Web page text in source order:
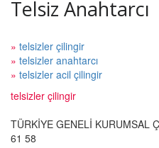
Telsiz Anahtarcı
» telsizler çilingir
» telsizler anahtarcı
» telsizler acil çilingir
telsizler çilingir
TÜRKİYE GENELİ KURUMSAL
61 58